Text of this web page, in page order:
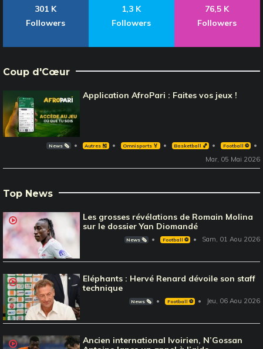
301 K
Followers
1,3 K
Followers
76,5 K
Followers
Coup d'Cœur
Application AfroPari : Faites vos jeux !
News 🗞️ Autres 🎽 Omnisports 🏅 Basketball 🏀 Football ⚽️
Mar, 05 Mai 2026
Top News
Les grosses révélations de Romain Molina
sur le dossier Yan Diomandé
News 🗞️ Football ⚽️ Sam, 01 Aou 2026
Eléphants : Hervé Renard dévoile son staff
technique
News 🗞️ Football ⚽️ Jeu, 06 Aou 2026
Ancien international Ivoirien, N’Gossan